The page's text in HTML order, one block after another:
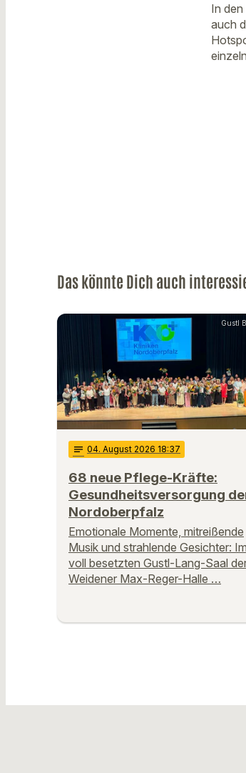
In
auch
Das könnte Dich auch
Gustl
notes 04. August 2026 18:37
68 neue Pflege-Kräfte:
Gesundheitsversorgung
Nordoberpfalz
Emotionale Momente, mitreißende
Musik und strahlende Gesichter: Im
voll besetzten Gustl-Lang-Saal
Weidener Max-Reger-Halle …